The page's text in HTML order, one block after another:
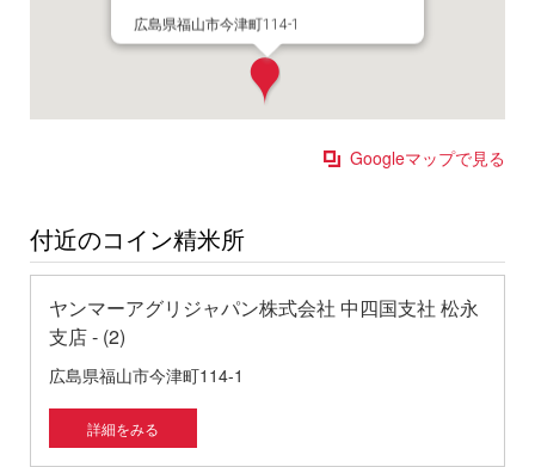
広島県福山市今津町114-1
Googleマップで見る
付近のコイン精米所
ヤンマーアグリジャパン株式会社 中四国支社 松永
支店 - (2)
広島県福山市今津町114-1
詳細をみる